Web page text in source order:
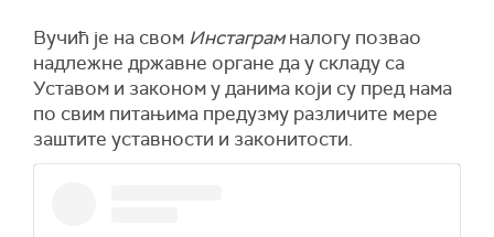
Вучић је на свом Инстаграмналогу позвао
надлежне државне органе да у складу са
Уставом и законом у данима који су пред нама
по свим питањима предузму различите мере
заштите уставности и законитости.